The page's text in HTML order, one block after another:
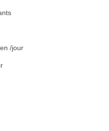
/jour